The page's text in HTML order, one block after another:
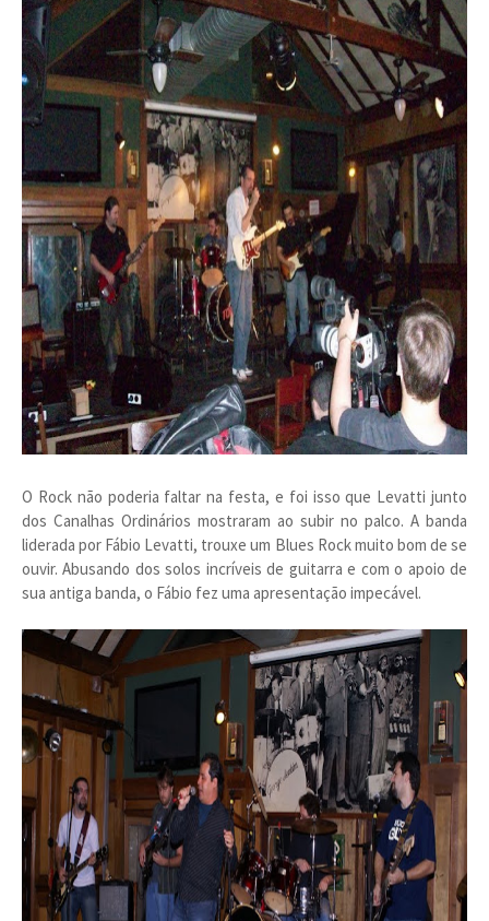
O Rock não poderia faltar na festa, e foi isso que Levatti junto
dos Canalhas Ordinários mostraram ao subir no palco. A banda
liderada por Fábio Levatti, trouxe um Blues Rock muito bom de se
ouvir. Abusando dos solos incríveis de guitarra e com o apoio de
sua antiga banda, o Fábio fez uma apresentação impecável.